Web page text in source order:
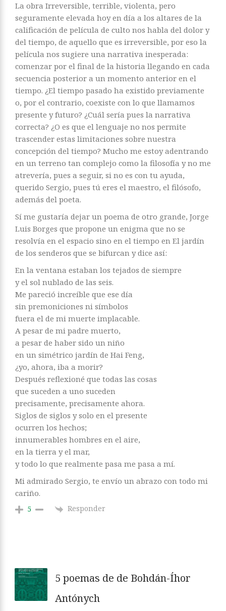
La obra Irreversible, terrible, violenta, pero
seguramente elevada hoy en día a los altares de la
calificación de película de culto nos habla del dolor y
del tiempo, de aquello que es irreversible, por eso la
película nos sugiere una narrativa inesperada:
comenzar por el final de la historia llegando en cada
secuencia posterior a un momento anterior en el
tiempo. ¿El tiempo pasado ha existido previamente
o, por el contrario, coexiste con lo que llamamos
presente y futuro? ¿Cuál sería pues la narrativa
correcta? ¿O es que el lenguaje no nos permite
trascender estas limitaciones sobre nuestra
concepción del tiempo? Mucho me estoy adentrando
en un terreno tan complejo como la filosofía y no me
atrevería, pues a seguir, si no es con tu ayuda,
querido Sergio, pues tú eres el maestro, el filósofo,
además del poeta.
Sí me gustaría dejar un poema de otro grande, Jorge
Luis Borges que propone un enigma que no se
resolvía en el espacio sino en el tiempo en El jardín
de los senderos que se bifurcan y dice así:
En la ventana estaban los tejados de siempre
y el sol nublado de las seis.
Me pareció increíble que ese día
sin premoniciones ni símbolos
fuera el de mi muerte implacable.
A pesar de mi padre muerto,
a pesar de haber sido un niño
en un simétrico jardín de Hai Feng,
¿yo, ahora, iba a morir?
Después reflexioné que todas las cosas
que suceden a uno suceden
precisamente, precisamente ahora.
Siglos de siglos y solo en el presente
ocurren los hechos;
innumerables hombres en el aire,
en la tierra y el mar,
y todo lo que realmente pasa me pasa a mí.
Mi admirado Sergio, te envío un abrazo con todo mi
cariño.
5 Responder
5 poemas de de Bohdán-Íhor
Antónych